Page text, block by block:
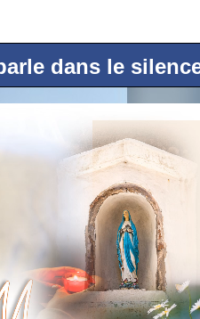
dans le